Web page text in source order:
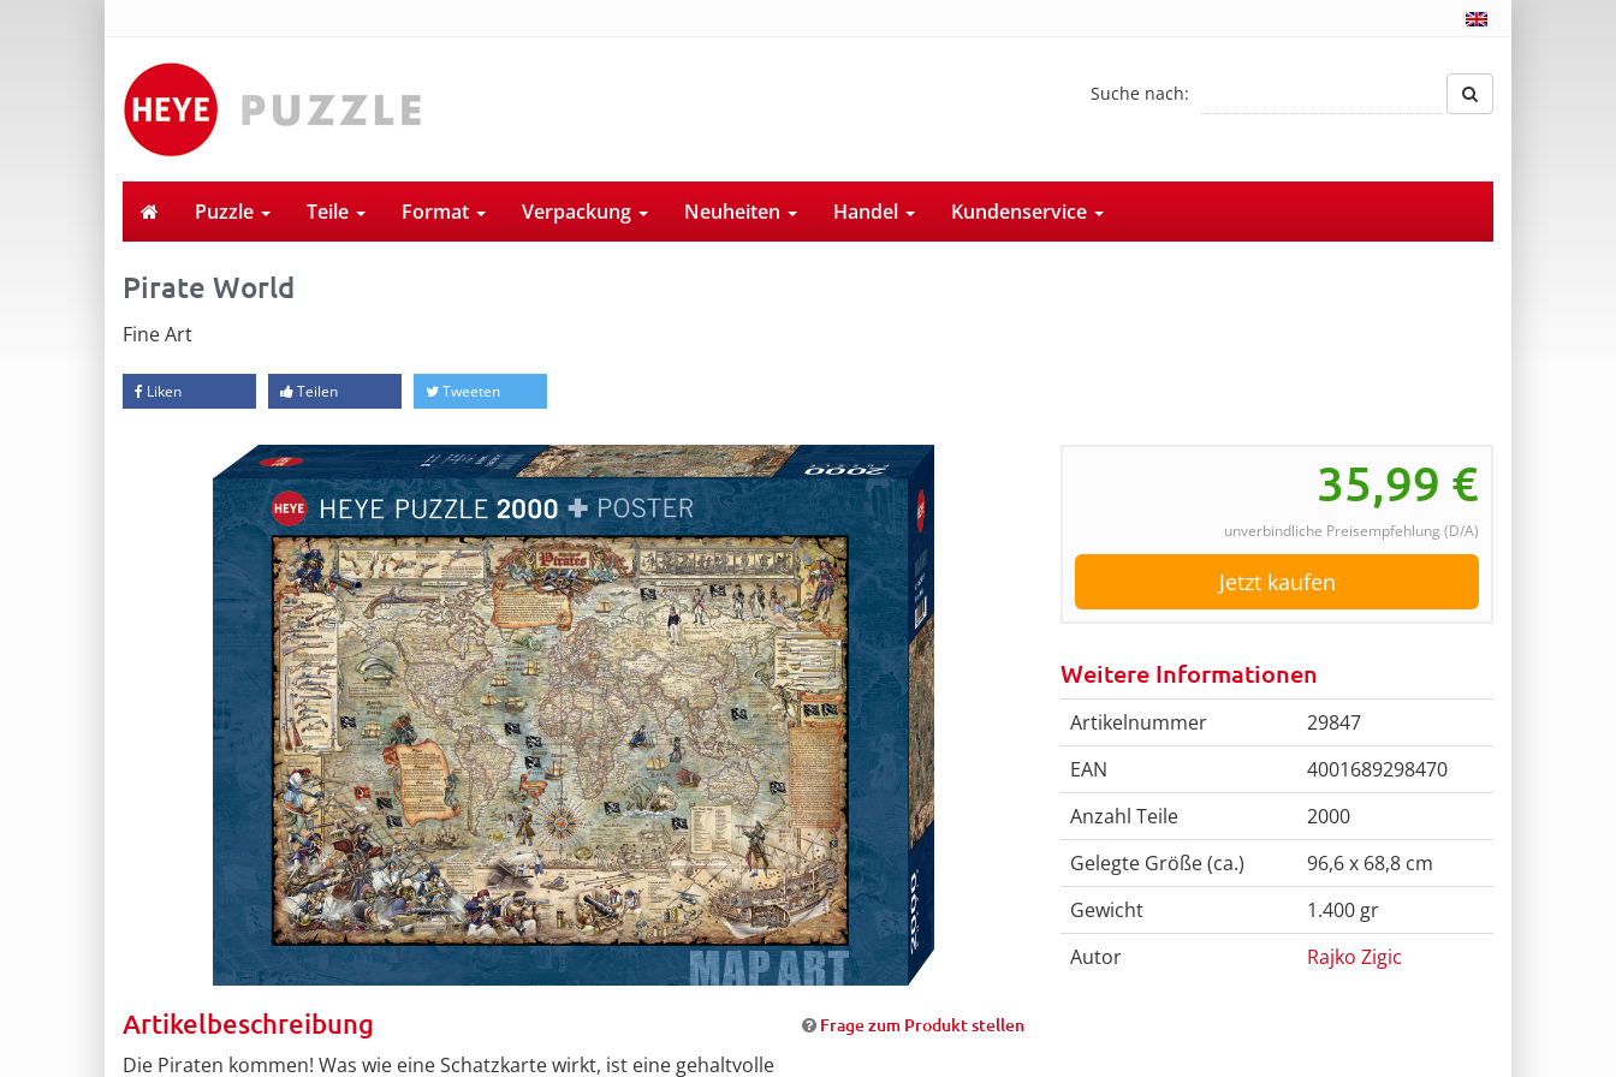
Suche nach:
Puzzle Teile Format Verpackung Neuheiten Handel Kundenservice
Pirate World
Fine Art
Liken Teilen Tweeten
Artikelbeschreibung Frage zum Produkt stellen
Die Piraten kommen! Was wie eine Schatzkarte wirkt, ist eine gehaltvolle
35,99 €
unverbindliche Preisempfehlung (D/A)
Jetzt kaufen
Weitere Informationen
Artikelnummer
29847
EAN
4001689298470
Anzahl Teile
2000
Gelegte Größe (ca.)
96,6 x 68,8 cm
Gewicht
1.400 gr
Autor
Rajko Zigic